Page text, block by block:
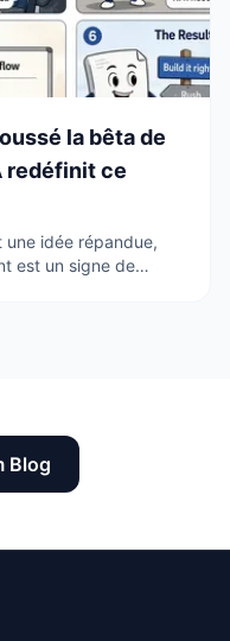
la bêta de
redéfinit ce
idée répandue,
est un signe de
Blog